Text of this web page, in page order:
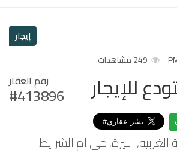
إيجار
للإيجار رقم العقار
#413896
البيرة, حي ام الشرايط